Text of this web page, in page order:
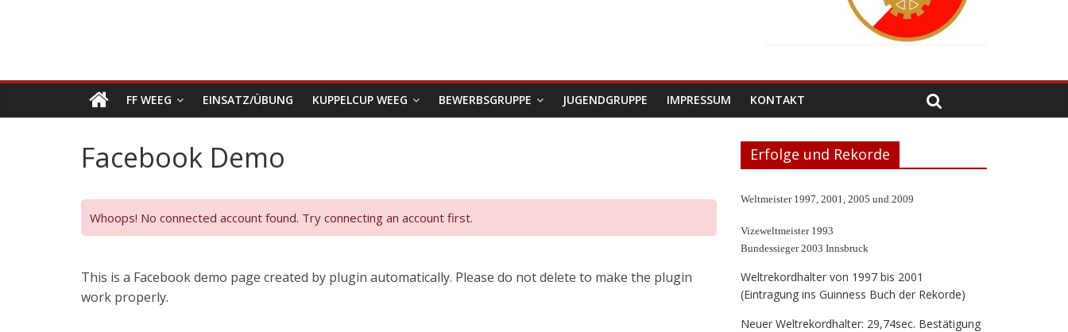
FF WEEG EINSATZ/ÜBUNG KUPPELCUP WEEG BEWERBSGRUPPE JUGENDGRUPPE IMPRESSUM KONTAKT
Facebook Demo
Whoops! No connected account found. Try connecting an account first.
This is a Facebook demo page created by plugin automatically. Please do not delete to make the plugin
work properly.
Erfolge und Rekorde
Weltmeister 1997, 2001, 2005 und 2009
Vizeweltmeister 1993
Bundessieger 2003 Innsbruck
Weltrekordhalter von 1997 bis 2001
(Eintragung ins Guinness Buch der Rekorde)
Neuer Weltrekordhalter: 29,74sec. Bestätigung